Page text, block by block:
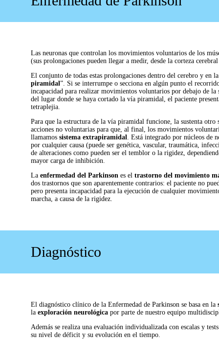
Las neuronas que controlan los movimientos voluntarios de los
(sus prolongaciones pueden llegar a medir, desde la corteza
El conjunto de todas estas prolongaciones dentro del cerebro y en
piramidal”. Si se interrumpe o secciona en algún punto el
incapacidad para realizar movimientos voluntarios por debajo de
del lugar donde se haya cortado la vía piramidal, el paciente
tetraplejia.
Para que la estructura de la vía piramidal funcione, la sustenta
acciones no voluntarias para que, al final, los movimientos
llamamossistema extrapiramidal
. Está integrado por núcleos de
por cualquier causa (puede ser genética, vascular, traumática,
de alteraciones como pueden ser el temblor o la rigidez,
mayor carga de inhibición.
Laenfermedad del Parkinson es eltrastorno del movimiento
dos trastornos que son aparentemente contrarios: el paciente no
pero presenta incapacidad para la ejecución de cualquier
marcha, a causa de la rigidez.
Diagnóstico
El diagnóstico clínico de la Enfermedad de Parkinson se basa en la
laexploración neurológica por parte de nuestro equipo
Además se realiza una evaluación individualizada con escalas y
su nivel de déficit y su evolución en el tiempo.